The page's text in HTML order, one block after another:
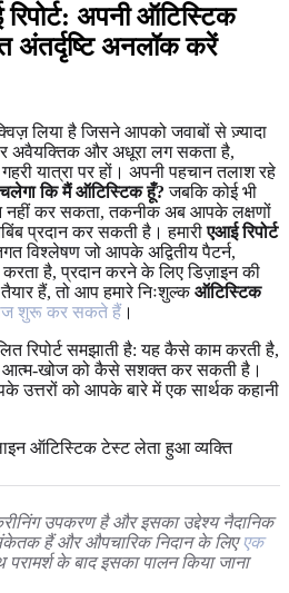
अपनी ऑटिस्टिक
अंतर्दृष्टि अनलॉक करें
लिया है जिसने आपको जवाबों से ज़्यादा
अवैयक्तिक और अधूरा लग सकता है,
यात्रा पर हों। अपनी पहचान तलाश रहे
कि मैं ऑटिस्टिक हूँ? जबकि कोई भी
नहीं कर सकता, तकनीक अब आपके लक्षणों
प्रदान कर सकती है। हमारीएआई रिपोर्ट
विश्लेषण जो आपके अद्वितीय पैटर्न,
है, प्रदान करने के लिए डिज़ाइन की
हैं, तो आप हमारे निःशुल्कऑटिस्टिक
शुरू कर सकते हैं ।
रिपोर्ट समझाती है: यह कैसे काम करती है,
खोज को कैसे सशक्त कर सकती है।
उत्तरों को आपके बारे में एक सार्थक कहानी
उपकरण है और इसका उद्देश्य नैदानिक
हैं और औपचारिक निदान के लिएएक
के बाद इसका पालन किया जाना